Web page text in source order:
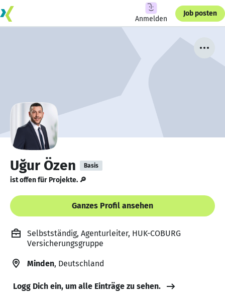
Anmelden
Job posten
Uğur Özen Basis
ist offen für Projekte. 🔎
Ganzes Profil ansehen
Selbstständig, Agenturleiter, HUK-COBURG
Versicherungsgruppe
Minden, Deutschland
Logg Dich ein, um alle Einträge zu sehen.